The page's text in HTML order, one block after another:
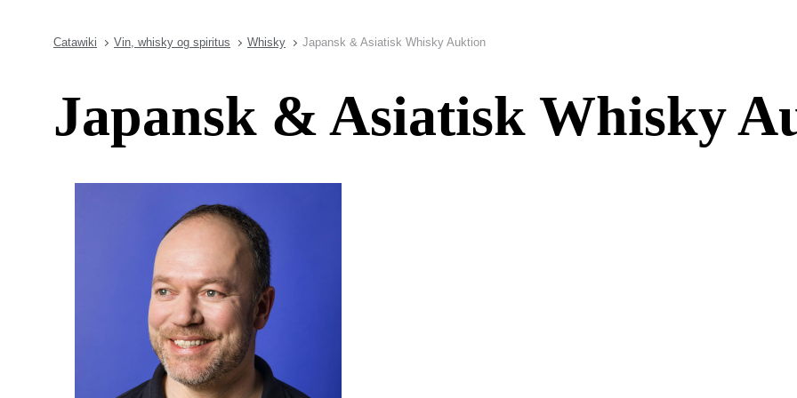
Catawiki Vin, whisky og spiritus Whisky Japansk & Asiatisk Whisky Auktion
Japansk & Asiatisk Whisky